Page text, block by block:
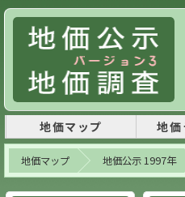
地価マップ 地価
地価マップ 地価公示 1997年